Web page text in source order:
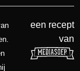
een recept
van